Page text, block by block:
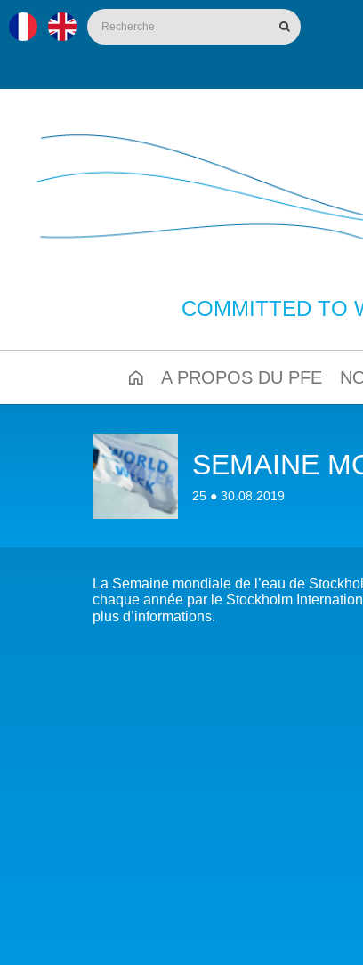
COMMITTED TO
A PROPOS DU PFE
NOTRE VISION
LES MEMBRES DU PFE
NOTRE GOUVERNANCE
NOTRE SECRÉTARIAT
SEMAINE
25 ● 30.08.2019
La Semaine mondiale de l’eau de
chaque année par le Stockholm
plus d’informations.